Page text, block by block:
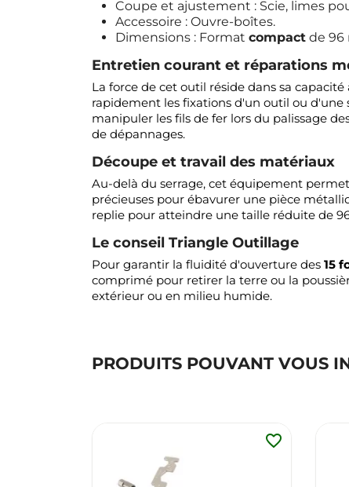
Coupe et ajustement : Scie, limes
Accessoire : Ouvre-boîtes.
Dimensions : Format compact de 96
Entretien courant et réparations
La force de cet outil réside dans sa
rapidement les fixations d'un outil ou d'une
manipuler les fils de fer lors du palissage
de dépannages.
Découpe et travail des matériaux
Au-delà du serrage, cet équipement
précieuses pour ébavurer une pièce
replie pour atteindre une taille réduite de
Le conseil Triangle Outillage
Pour garantir la fluidité d'ouverture des 15
comprimé pour retirer la terre ou la
extérieur ou en milieu humide.
PRODUITS POUVANT VOUS
favorite_border